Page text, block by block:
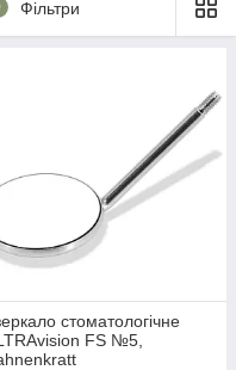
Фільтри
стоматологічне
FS №5,